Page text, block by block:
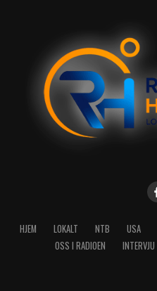
HJEM LOKALT NTB USA
OSS I RADIOEN
INTERVJU